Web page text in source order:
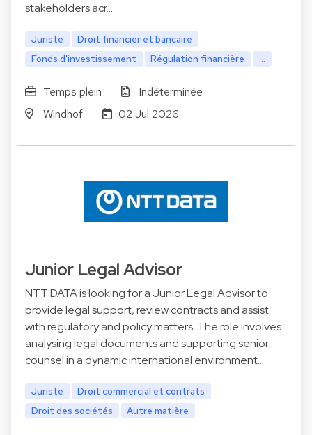
stakeholders acr…
Juriste
Droit financier et bancaire
Fonds d'investissement
Régulation financière ...
Temps plein
Indéterminée
Windhof
02 Jul 2026
Junior Legal Advisor
NTT DATA is looking for a Junior Legal Advisor to
provide legal support, review contracts and assist
with regulatory and policy matters. The role involves
analysing legal documents and supporting senior
counsel in a dynamic international environment.…
Juriste
Droit commercial et contrats
Droit des sociétés
Autre matière